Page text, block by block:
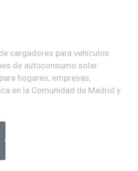
cargadores para vehículos
de autoconsumo solar:
hogares, empresas,
en la Comunidad de Madrid y